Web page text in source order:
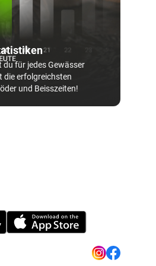
du für jedes Gewässer
die erfolgreichsten
und Beisszeiten!